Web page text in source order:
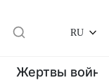
RU
Жертвы